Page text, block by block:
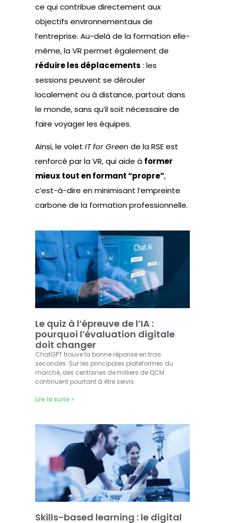
ce qui contribue directement aux
objectifs environnementaux de
l’entreprise. Au-delà de la formation elle-
même, la VR permet également de
réduire les déplacements : les
sessions peuvent se dérouler
localement ou à distance, partout dans
le monde, sans qu’il soit nécessaire de
faire voyager les équipes.
Ainsi, le volet IT for Green de la RSE est
renforcé par la VR, qui aide à former
mieux tout en formant “propre”,
c’est-à-dire en minimisant l’empreinte
carbone de la formation professionnelle.
Le quiz à l’épreuve de l’IA :
pourquoi l’évaluation digitale
doit changer
ChatGPT trouve la bonne réponse en trois
secondes. Sur les principales plateformes du
marché, des centaines de milliers de QCM
continuent pourtant à être servis
Lire la suite »
Skills-based learning : le digital